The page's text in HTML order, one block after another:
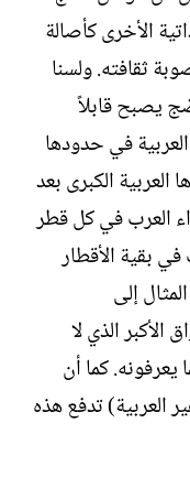
الأخرى كأصالة
ثقافته. ولسنا
يصبح قابلاً
في حدودها
العربية الكبرى بعد
العرب في كل قطر
بقية الأقطار
إلى
الذي لا
يعرفونه. كما أن
العربية) تدفع هذه